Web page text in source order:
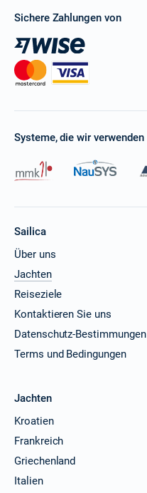
Sichere Zahlungen von
Systeme, die wir verwenden
Sailica
Über uns
Jachten
Reiseziele
Kontaktieren Sie uns
Datenschutz-Bestimmungen
Terms und Bedingungen
Jachten
Kroatien
Frankreich
Griechenland
Italien